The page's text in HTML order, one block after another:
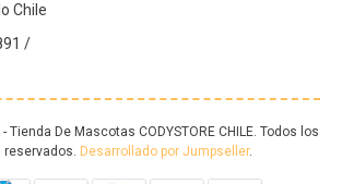
Chile
/
Tienda De Mascotas CODYSTORE CHILE. Todos los
reservados. Desarrollado por Jumpseller.